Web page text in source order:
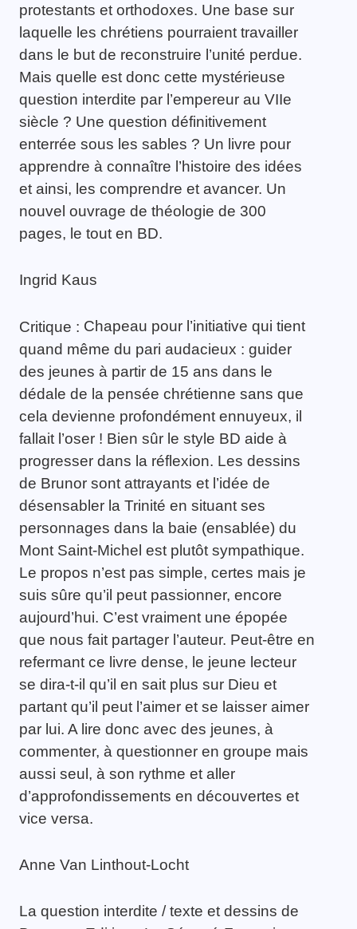
protestants et orthodoxes. Une base sur
laquelle les chrétiens pourraient travailler
dans le but de reconstruire l’unité perdue.
Mais quelle est donc cette mystérieuse
question interdite par l’empereur au VIIe
siècle ? Une question définitivement
enterrée sous les sables ? Un livre pour
apprendre à connaître l’histoire des idées
et ainsi, les comprendre et avancer. Un
nouvel ouvrage de théologie de 300
pages, le tout en BD.
Ingrid Kaus
Critique : Chapeau pour l’initiative qui tient
quand même du pari audacieux : guider
des jeunes à partir de 15 ans dans le
dédale de la pensée chrétienne sans que
cela devienne profondément ennuyeux, il
fallait l’oser ! Bien sûr le style BD aide à
progresser dans la réflexion. Les dessins
de Brunor sont attrayants et l’idée de
désensabler la Trinité en situant ses
personnages dans la baie (ensablée) du
Mont Saint-Michel est plutôt sympathique.
Le propos n’est pas simple, certes mais je
suis sûre qu’il peut passionner, encore
aujourd’hui. C’est vraiment une épopée
que nous fait partager l’auteur. Peut-être en
refermant ce livre dense, le jeune lecteur
se dira-t-il qu’il en sait plus sur Dieu et
partant qu’il peut l’aimer et se laisser aimer
par lui. A lire donc avec des jeunes, à
commenter, à questionner en groupe mais
aussi seul, à son rythme et aller
d’approfondissements en découvertes et
vice versa.
Anne Van Linthout-Locht
La question interdite / texte et dessins de